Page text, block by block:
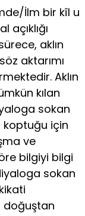
İlm bir kîl u
aklın
aktarımı
Aklın
kılan
sokan
koptuğu için
ve
bilgiyi bilgi
sokan
doğuştan